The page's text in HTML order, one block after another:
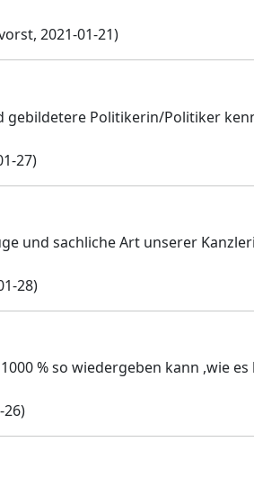
2021-01-21)
gebildetere Politikerin/Politiker
27)
und sachliche Art unserer
28)
% so wiedergeben kann ,wie
26)